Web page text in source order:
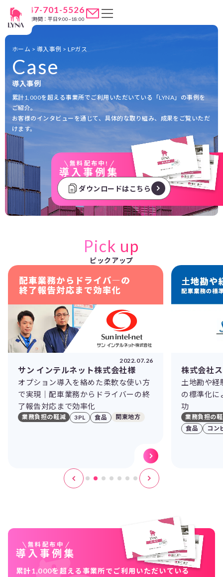
047-701-5526
営業時間：平日9:00~18:00
Case
導入事例
累計1,000を超える事業所でご利用いただいている「LYNA」の事例を
ご紹介。
お客様のインタビューを通じて、具体的な取り組み、成果をご覧いただ
けます。
ホーム > 導入事例 >LPガス
無料配布中!
導入事例集
ダウンロードはこちら
Pick up
ピックアップ
2022.07.26
サン インテルネット株式会社様
オプション導入を絡めた柔軟な使い方
で実現｜配車業務からドライバーの終
了報告対応まで効率化
業務負担の軽減 3PL 食品 関東地方
株式会社
土地勘や経
の標準化に
功
業務負担の
食品
コン
無料配布中
導入事例集
累計1,000を超える事業所でご利用いただいている